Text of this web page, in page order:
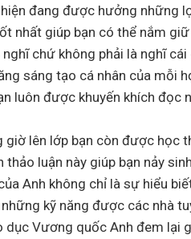
đang được hưởng những
nhất giúp bạn có thể nắm
chứ không phải là nghĩ
sáng tạo cá nhân của mỗi
luôn được khuyến khích
giờ lên lớp bạn còn được học
luận này giúp bạn nảy
Anh không chỉ là sự hiểu
kỹ năng được các nhà
dục Vương quốc Anh đem lại